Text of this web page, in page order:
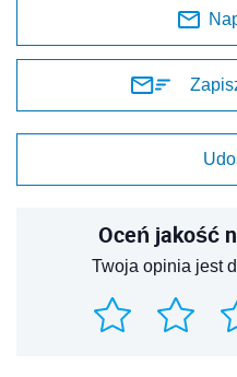
Oceń jakość
Twoja opinia jest